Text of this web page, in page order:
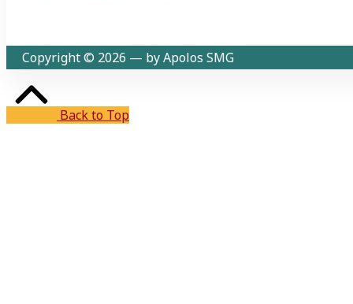
Copyright © 2026 — by Apolos SMG
Back to Top